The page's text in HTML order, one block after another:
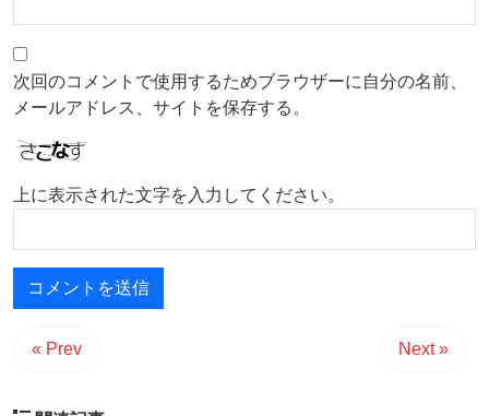
次回のコメントで使用するためブラウザーに自分の名前、
メールアドレス、サイトを保存する。
上に表示された文字を入力してください。
« Prev Next »